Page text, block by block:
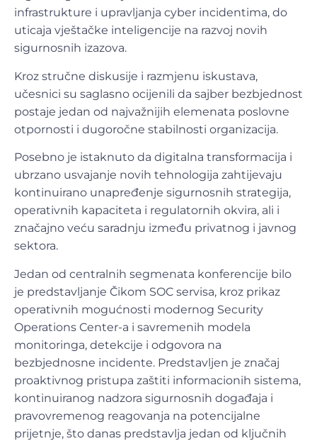
infrastrukture i upravljanja cyber incidentima, do
uticaja vještačke inteligencije na razvoj novih
sigurnosnih izazova.
Kroz stručne diskusije i razmjenu iskustava,
učesnici su saglasno ocijenili da sajber bezbjednost
postaje jedan od najvažnijih elemenata poslovne
otpornosti i dugoročne stabilnosti organizacija.
Posebno je istaknuto da digitalna transformacija i
ubrzano usvajanje novih tehnologija zahtijevaju
kontinuirano unapređenje sigurnosnih strategija,
operativnih kapaciteta i regulatornih okvira, ali i
značajno veću saradnju između privatnog i javnog
sektora.
Jedan od centralnih segmenata konferencije bilo
je predstavljanje Čikom SOC servisa, kroz prikaz
operativnih mogućnosti modernog Security
Operations Center-a i savremenih modela
monitoringa, detekcije i odgovora na
bezbjednosne incidente. Predstavljen je značaj
proaktivnog pristupa zaštiti informacionih sistema,
kontinuiranog nadzora sigurnosnih događaja i
pravovremenog reagovanja na potencijalne
prijetnje, što danas predstavlja jedan od ključnih